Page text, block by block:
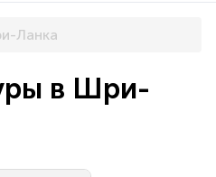
Документы и реквизиты
Ланка
в Шри-